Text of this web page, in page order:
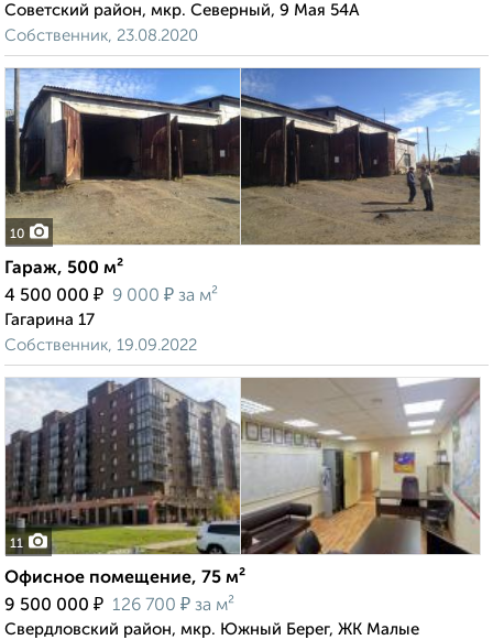
Советский район, мкр. Северный, 9 Мая 54А
Собственник, 23.08.2020
10
Гараж, 500 м²
4 500 000 ₽ 9 000 ₽ за м²
Гагарина 17
Собственник, 19.09.2022
11
Офисное помещение, 75 м²
9 500 000 ₽ 126 700 ₽ за м²
Свердловский район, мкр. Южный Берег, ЖК Малые